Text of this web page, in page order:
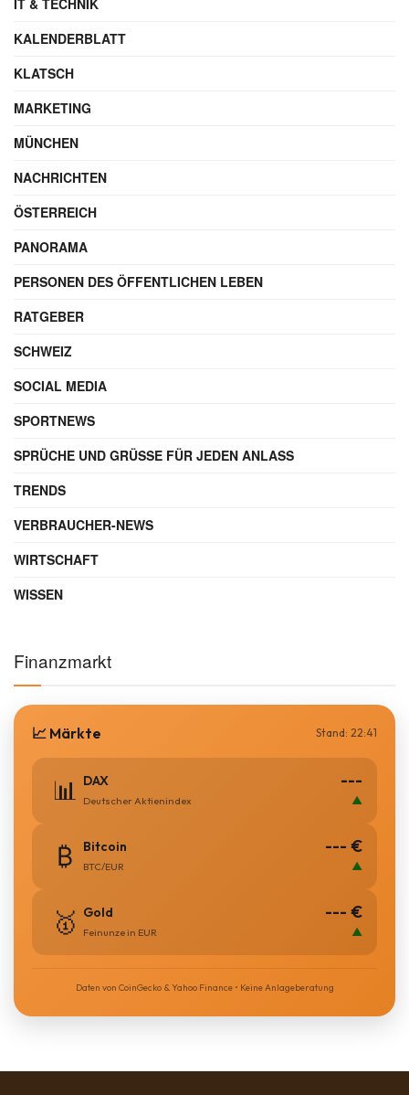
IT & TECHNIK
KALENDERBLATT
KLATSCH
MARKETING
MÜNCHEN
NACHRICHTEN
ÖSTERREICH
PANORAMA
PERSONEN DES ÖFFENTLICHEN LEBEN
RATGEBER
SCHWEIZ
SOCIAL MEDIA
SPORTNEWS
SPRÜCHE UND GRÜSSE FÜR JEDEN ANLASS
TRENDS
VERBRAUCHER-NEWS
WIRTSCHAFT
WISSEN
Finanzmarkt
📈 Märkte Stand: 22:41
📊 DAX
Deutscher Aktienindex
---
▲
₿ Bitcoin
BTC/EUR
--- €
▲
🥇 Gold
Feinunze in EUR
--- €
▲
Daten von CoinGecko & Yahoo Finance • Keine Anlageberatung